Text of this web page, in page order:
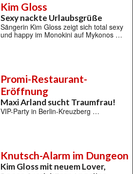
Kim Gloss
Sexy nackte Urlaubsgrüße
Sängerin Kim Gloss zeigt sich total sexy
und happy im Monokini auf Mykonos …
Promi-Restaurant-
Eröffnung
Maxi Arland sucht Traumfrau!
VIP-Party in Berlin-Kreuzberg …
Knutsch-Alarm im Dungeon
Kim Gloss mit neuem Lover,